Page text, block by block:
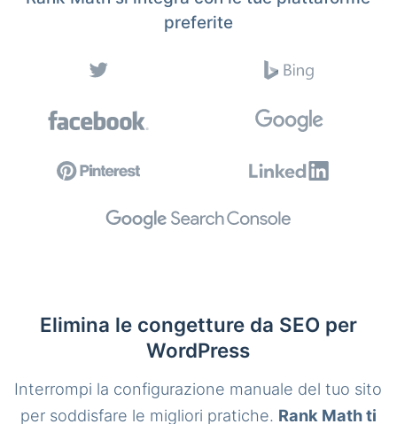
preferite
Elimina le congetture da SEO per
WordPress
Interrompi la configurazione manuale del tuo sito
per soddisfare le migliori pratiche. Rank Math ti